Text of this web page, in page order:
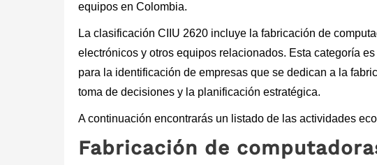
equipos en Colombia.
La clasificación CIIU 2620 incluye la fabricación de
electrónicos y otros equipos relacionados. Esta categoría
para la identificación de empresas que se dedican a la
toma de decisiones y la planificación estratégica.
A continuación encontrarás un listado de las actividades
Fabricación de